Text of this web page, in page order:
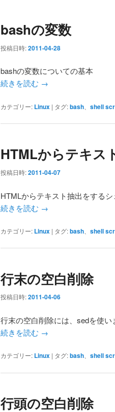
bashの変数
投稿日時:2011-04-28
bashの変数についての基本
続きを読む →
カテゴリー: Linux | タグ:bash shell
HTMLからテキス
投稿日時:2011-04-07
HTMLからテキスト抽出をするシ
続きを読む →
カテゴリー: Linux | タグ:bash shell
行末の空白削除
投稿日時:2011-04-06
行末の空白削除には、sedを使い
続きを読む →
カテゴリー: Linux | タグ:bash shell
行頭の空白削除